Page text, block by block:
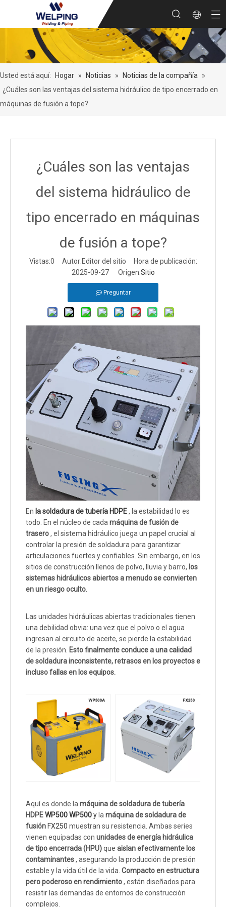
Usted está aquí: Hogar » Noticias » Noticias de la compañía
»
¿Cuáles son las ventajas del sistema hidráulico de tipo encerrado en
máquinas de fusión a tope?
¿Cuáles son las ventajas
del sistema hidráulico de
tipo encerrado en máquinas
de fusión a tope?
Vistas:0 Autor:Editor del sitio Hora de publicación:
2025-09-27 Origen:Sitio
Preguntar
En la soldadura de tubería HDPE, la estabilidad lo es
todo. En el núcleo de cada máquina de fusión de
trasero, el sistema hidráulico juega un papel crucial al
controlar la presión de soldadura para garantizar
articulaciones fuertes y confiables. Sin embargo, en los
sitios de construcción llenos de polvo, lluvia y barro, los
sistemas hidráulicos abiertos a menudo se convierten
en un riesgo oculto
Las unidades hidráulicas abiertas tradicionales tienen
una debilidad obvia: una vez que el polvo o el agua
ingresan al circuito de aceite, se pierde la estabilidad
de la presión. Esto finalmente conduce a una calidad
de soldadura inconsistente, retrasos en los proyectos e
incluso fallas en los equipos.
Aquí es donde la máquina de soldadura de tubería
HDPEWP500WP500y la máquina de soldadura de
fusión FX250 muestran su resistencia. Ambas series
vienen equipadas con unidades de energía hidráulica
de tipo encerrada (HPU)que aislan efectivamente los
contaminantes, asegurando la producción de presión
estable y la vida útil de la vida. Compacto en estructura
pero poderoso en rendimiento, están diseñados para
resistir las demandas de entornos de construcción
complejos.